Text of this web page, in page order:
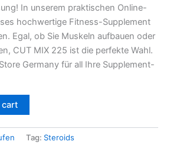
In unserem praktischen Online-
hochwertige Fitness-Supplement
Egal, ob Sie Muskeln aufbauen oder
CUT MIX 225 ist die perfekte Wahl.
Germany für all Ihre Supplement-
Tag: Steroids